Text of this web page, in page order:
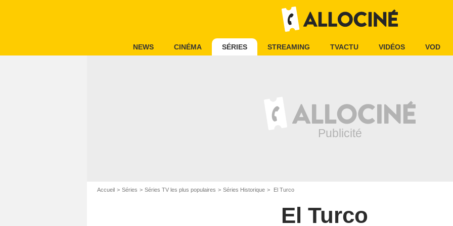
NEWS CINÉMA SÉRIES STREAMING TVACTU VIDÉOS VOD
Accueil Séries Séries TV les plus populaires Séries Historique El Turco
El Turco